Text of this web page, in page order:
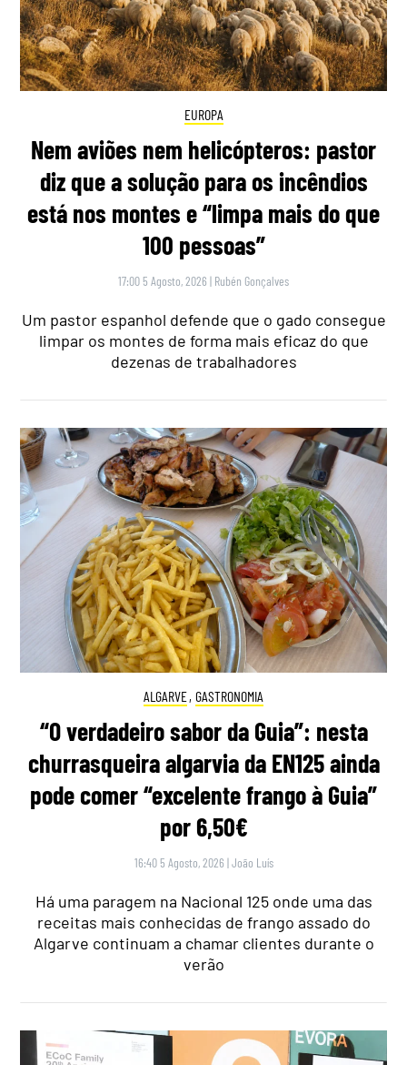
EUROPA
Nem aviões nem helicópteros: pastor
diz que a solução para os incêndios
está nos montes e “limpa mais do que
100 pessoas”
17:00 5 Agosto, 2026 | Rubén Gonçalves
Um pastor espanhol defende que o gado consegue
limpar os montes de forma mais eficaz do que
dezenas de trabalhadores
ALGARVE, GASTRONOMIA
“O verdadeiro sabor da Guia”: nesta
churrasqueira algarvia da EN125 ainda
pode comer “excelente frango à Guia”
por 6,50€
16:40 5 Agosto, 2026 |João Luís
Há uma paragem na Nacional 125 onde uma das
receitas mais conhecidas de frango assado do
Algarve continuam a chamar clientes durante o
verão